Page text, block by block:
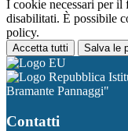
I cookie necessari per il
disabilitati. È possibile
policy.
Accetta tutti Salva le
Bramante Pannaggi"
Contatti